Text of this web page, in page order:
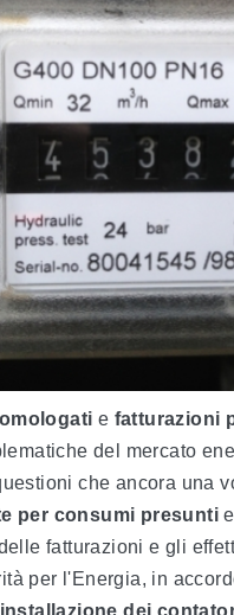
e fatturazioni
del mercato
che ancora una
per consumi presunti
fatturazioni e gli
per l'Energia, in